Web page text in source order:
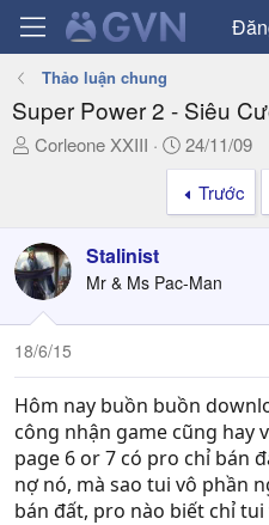
Thảo luận chung
Super Power 2 - Siêu
T
a
d
s
t
a
t
e
r
Corleone XXIII
N
g
à
y
i
24/11/09
Trước
Stalinist
Mr & Ms Pac-Man
18/6/15
Hôm nay buồn buồn
công nhận game cũng hay
page 6 or 7 có pro chỉ bán
nợ nó, mà sao tui vô phần
bán đất, pro nào biết chỉ tui